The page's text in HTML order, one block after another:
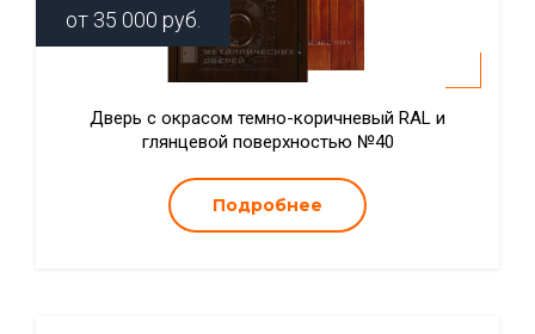
от 35 000 руб.
Дверь с окрасом темно-коричневый RAL и
глянцевой поверхностью №40
Подробнее